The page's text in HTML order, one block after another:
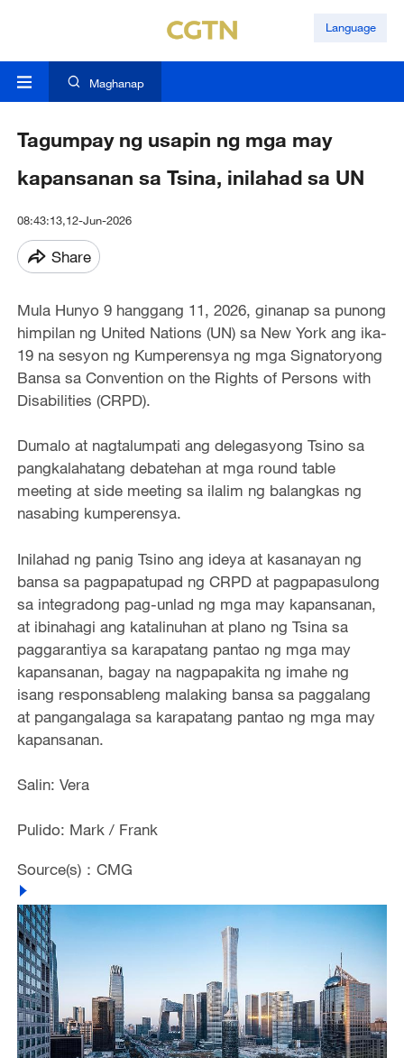
Language
Maghanap
Tagumpay ng usapin ng mga may
kapansanan sa Tsina, inilahad sa UN
08:43:13,12-Jun-2026
Share
Mula Hunyo 9 hanggang 11, 2026, ginanap sa punong
himpilan ng United Nations (UN) sa New York ang ika-
19 na sesyon ng Kumperensya ng mga Signatoryong
Bansa sa Convention on the Rights of Persons with
Disabilities (CRPD).
Dumalo at nagtalumpati ang delegasyong Tsino sa
pangkalahatang debatehan at mga round table
meeting at side meeting sa ilalim ng balangkas ng
nasabing kumperensya.
Inilahad ng panig Tsino ang ideya at kasanayan ng
bansa sa pagpapatupad ng CRPD at pagpapasulong
sa integradong pag-unlad ng mga may kapansanan,
at ibinahagi ang katalinuhan at plano ng Tsina sa
paggarantiya sa karapatang pantao ng mga may
kapansanan, bagay na nagpapakita ng imahe ng
isang responsableng malaking bansa sa paggalang
at pangangalaga sa karapatang pantao ng mga may
kapansanan.
Salin: Vera
Pulido: Mark / Frank
Source(s)：CMG